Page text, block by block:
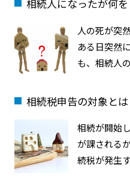
相続人になったが何
人の死が突
ある日突然
も、相続人
相続税申告の対象とは
相続が開始
が課される
続税が発生